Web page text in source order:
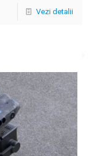
Vezi detalii